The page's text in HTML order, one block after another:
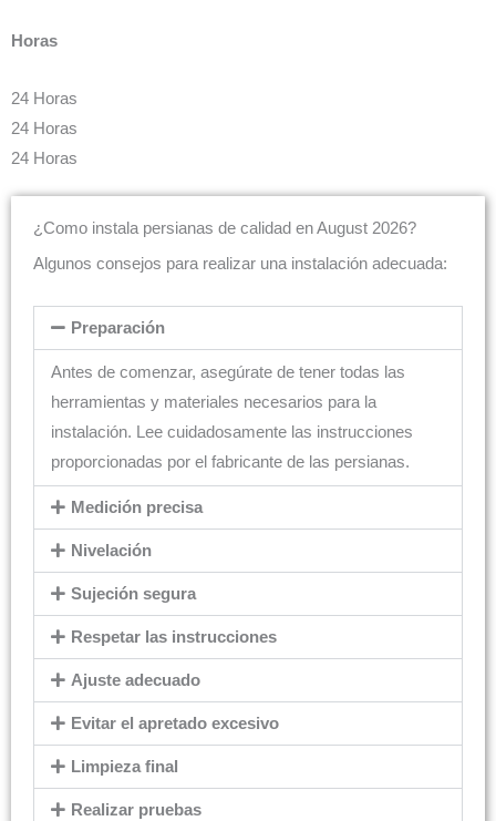
Horas
24 Horas
24 Horas
24 Horas
¿Como instala persianas de calidad en August 2026?
Algunos consejos para realizar una instalación adecuada:
Preparación
Antes de comenzar, asegúrate de tener todas las
herramientas y materiales necesarios para la
instalación. Lee cuidadosamente las instrucciones
proporcionadas por el fabricante de las persianas.
Medición precisa
Nivelación
Sujeción segura
Respetar las instrucciones
Ajuste adecuado
Evitar el apretado excesivo
Limpieza final
Realizar pruebas